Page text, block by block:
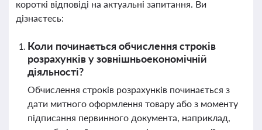
короткі відповіді на актуальні запитання. Ви
дізнаєтесь:
Коли починається обчислення строків
розрахунків у зовнішньоекономічній
діяльності?
Обчислення строків розрахунків починається з
дати митного оформлення товару або з моменту
підписання первинного документа, наприклад,